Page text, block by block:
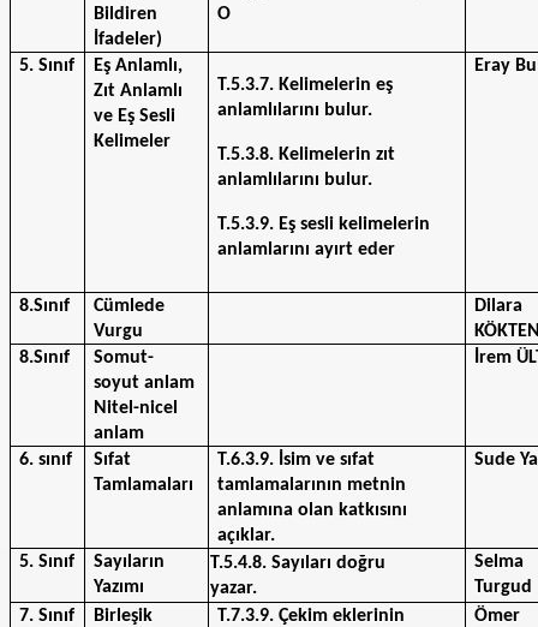
Bildiren
İfadeler)
O
5. Sınıf
Eş Anlamlı,
Zıt Anlamlı
ve Eş Sesli
Kelimeler
T.5.3.7. Kelimelerin eş
anlamlılarını bulur.
T.5.3.8. Kelimelerin zıt
anlamlılarını bulur.
T.5.3.9. Eş sesli kelimelerin
anlamlarını ayırt eder
Eray
8.Sınıf
Cümlede
Vurgu
Dilara
8.Sınıf
Somut-
soyut anlam
Nitel-nicel
anlam
İrem
6. sınıf
Sıfat
Tamlamaları
T.6.3.9. İsim ve sıfat
tamlamalarının metnin
anlamına olan katkısını
açıklar.
Sude
5. Sınıf
Sayıların
Yazımı
T.5.4.8. Sayıları doğru
yazar.
Selma
Turgud
7. Sınıf
Birleşik
T.7.3.9. Çekim eklerinin
Ömer